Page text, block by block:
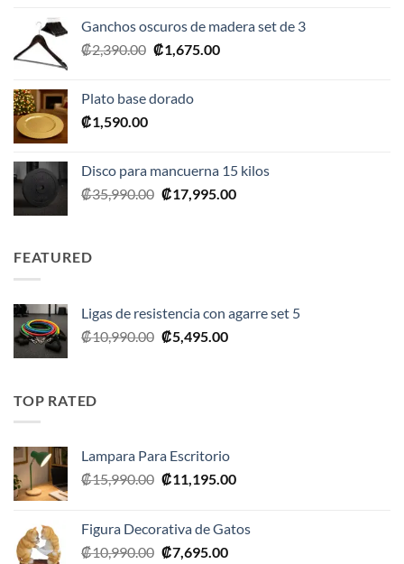
era:
₡20,990.00.
es:
Ganchos oscuros de madera set de 3
₡2,390.00 El
era:
₡1,675.00El
Plato base dorado
₡1,590.00
Disco para mancuerna 15 kilos
₡35,990.00 El
₡17,995.00El
FEATURED
Ligas de resistencia con agarre set 5
₡10,990.00 El
₡5,495.00El
TOP RATED
Lampara Para Escritorio
₡15,990.00 El
era:
₡15,990.00.
₡11,195.00El
es:
Figura Decorativa de Gatos
₡10,990.00 El
₡7,695.00El